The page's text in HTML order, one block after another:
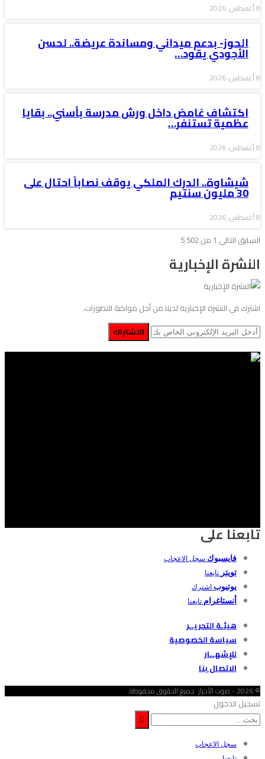
8 أغسطس, 2026
الحوز- بدعم ميداني ومساندة عريضة.. لحسن
الأجودي يقود…
8 أغسطس, 2026
اكتشاف غامض داخل ورش مدرسة بأسني.. بقايا
عظمية تستنفر…
8 أغسطس, 2026
شيشاوة.. الدرك الملكي يوقف نصاباً احتال على
30 مليون سنتيم
8 أغسطس, 2026
السابق التالي 1 من 5٬502
النشرة الإخبارية
اشترك في النشرة الإخبارية لدينا من أجل مواكبة التطورات.
الاشتراك
تابعنا على
فايسبوك سجل الاعجاب
تويتر تابعنا
يوتيوب اشترك
أنستاغرام تابعنا
هيئـة التحريــر
سياسة الخصوصية
للإشهــار
الاتصال بنا
© 2026 - صوت الأحرار. جميع الحقوق محفوظة.
تسجيل الدخول
سجل الاعجاب